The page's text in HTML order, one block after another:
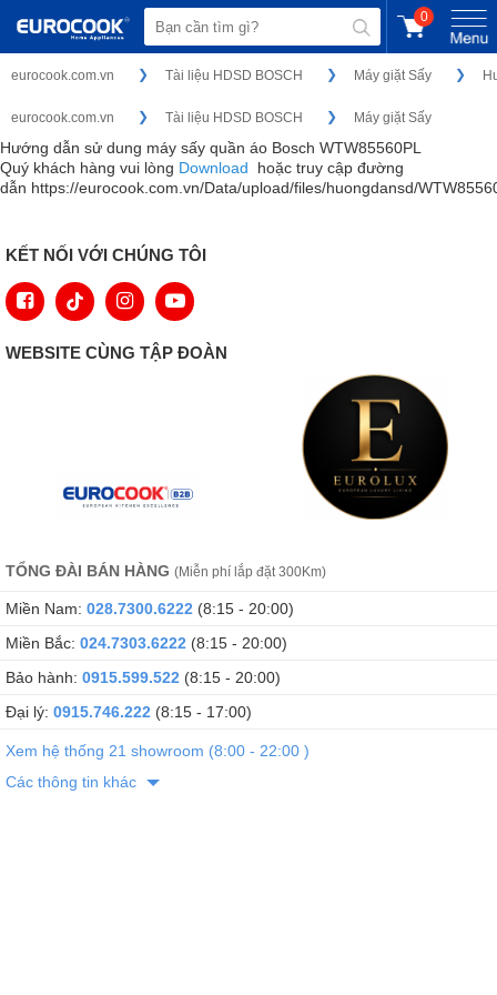
0
eurocook.com.vn Tài liệu HDSD BOSCH Máy giặt Sấy
eurocook.com.vn Tài liệu HDSD BOSCH Máy giặt Sấy
Hướng dẫn sử dung máy sấy quần áo Bosch WTW85560PL
Quý khách hàng vui lòng Download
hoặc truy cập đường
dẫn https://eurocook.com.vn/Data/upload/files/huongdansd/
KẾT NỐI VỚI CHÚNG TÔI
WEBSITE CÙNG TẬP ĐOÀN
TỔNG ĐÀI BÁN HÀNG (Miễn phí lắp đặt 300Km)
Miền Nam: 028.7300.6222 (8:15 - 20:00)
Miền Bắc: 024.7303.6222 (8:15 - 20:00)
Bảo hành: 0915.599.522 (8:15 - 20:00)
Đại lý: 0915.746.222 (8:15 - 17:00)
Xem hệ thống 21 showroom (8:00 - 22:00 )
Các thông tin khác